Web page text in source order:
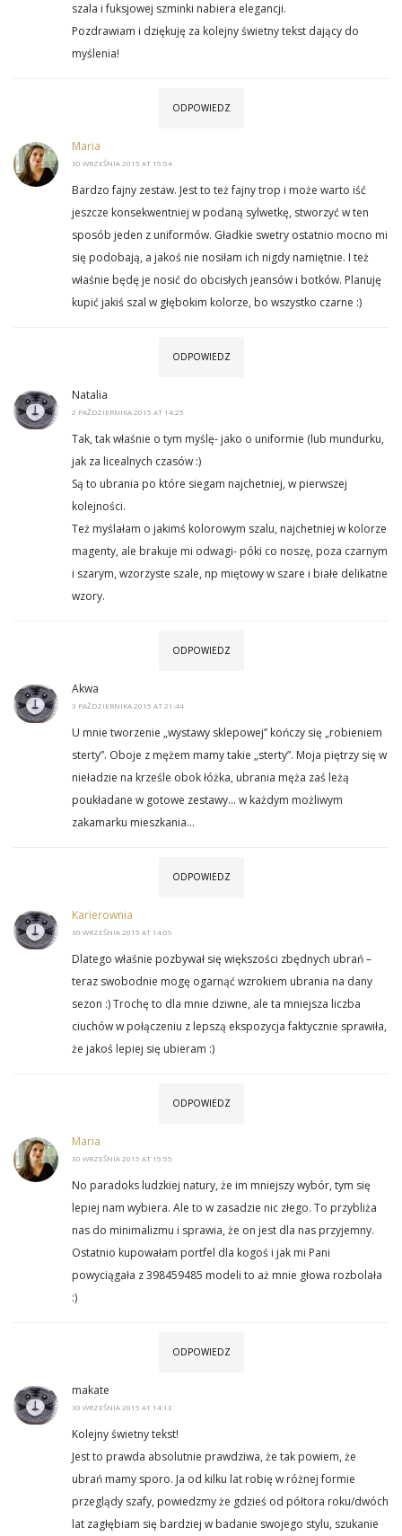
szala i fuksjowej szminki nabiera elegancji.
Pozdrawiam i dziękuję za kolejny świetny tekst dający do
myślenia!
ODPOWIEDZ
Maria
30 WRZEŚNIA 2015 AT 15:54
Bardzo fajny zestaw. Jest to też fajny trop i może warto iść
jeszcze konsekwentniej w podaną sylwetkę, stworzyć w ten
sposób jeden z uniformów. Gładkie swetry ostatnio mocno mi
się podobają, a jakoś nie nosiłam ich nigdy namiętnie. I też
właśnie będę je nosić do obcisłych jeansów i botków. Planuję
kupić jakiś szal w głębokim kolorze, bo wszystko czarne :)
ODPOWIEDZ
Natalia
2 PAŹDZIERNIKA 2015 AT 14:25
Tak, tak właśnie o tym myślę- jako o uniformie (lub mundurku,
jak za licealnych czasów :)
Są to ubrania po które siegam najchetniej, w pierwszej
kolejności.
Też myślałam o jakimś kolorowym szalu, najchetniej w kolorze
magenty, ale brakuje mi odwagi- póki co noszę, poza czarnym
i szarym, wzorzyste szale, np miętowy w szare i białe delikatne
wzory.
ODPOWIEDZ
Akwa
3 PAŹDZIERNIKA 2015 AT 21:44
U mnie tworzenie „wystawy sklepowej” kończy się „robieniem
sterty”. Oboje z mężem mamy takie „sterty”. Moja piętrzy się w
nieładzie na krześle obok łóżka, ubrania męża zaś leżą
poukładane w gotowe zestawy… w każdym możliwym
zakamarku mieszkania…
ODPOWIEDZ
Karierownia
30 WRZEŚNIA 2015 AT 14:09
Dlatego właśnie pozbywał się większości zbędnych ubrań –
teraz swobodnie mogę ogarnąć wzrokiem ubrania na dany
sezon :) Trochę to dla mnie dziwne, ale ta mniejsza liczba
ciuchów w połączeniu z lepszą ekspozycja faktycznie sprawiła,
że jakoś lepiej się ubieram :)
ODPOWIEDZ
Maria
30 WRZEŚNIA 2015 AT 15:55
No paradoks ludzkiej natury, że im mniejszy wybór, tym się
lepiej nam wybiera. Ale to w zasadzie nic złego. To przybliża
nas do minimalizmu i sprawia, że on jest dla nas przyjemny.
Ostatnio kupowałam portfel dla kogoś i jak mi Pani
powyciągała z 398459485 modeli to aż mnie głowa rozbolała
:)
ODPOWIEDZ
makate
30 WRZEŚNIA 2015 AT 14:13
Kolejny świetny tekst!
Jest to prawda absolutnie prawdziwa, że tak powiem, że
ubrań mamy sporo. Ja od kilku lat robię w różnej formie
przeglądy szafy, powiedzmy że gdzieś od półtora roku/dwóch
lat zagłębiam się bardziej w badanie swojego stylu, szukanie